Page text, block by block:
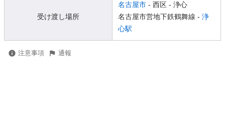
受け渡し場所
名古屋市 - 西区 - 浄心
名古屋市営地下鉄鶴舞線 - 浄
心駅
注意事項 通報